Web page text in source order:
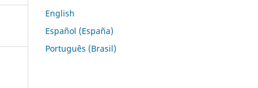
English
Español (España)
Português (Brasil)